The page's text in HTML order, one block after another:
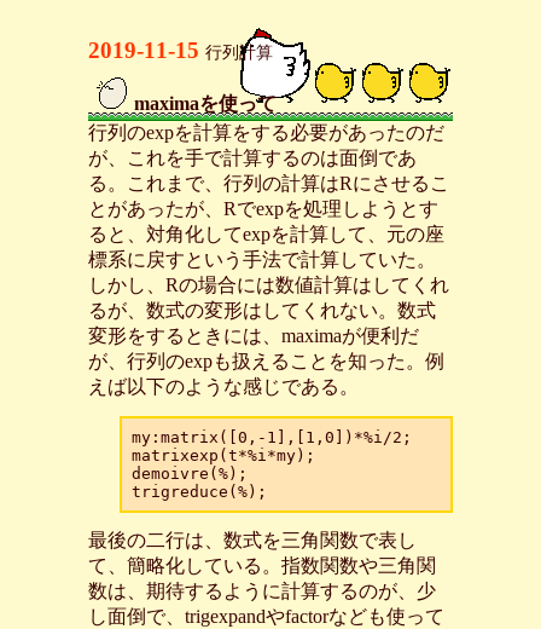
2019-11-15 行列計算
maximaを使って
行列のexpを計算をする必要があったのだ
が、これを手で計算するのは面倒であ
る。これまで、行列の計算はRにさせるこ
とがあったが、Rでexpを処理しようとす
ると、対角化してexpを計算して、元の座
標系に戻すという手法で計算していた。
しかし、Rの場合には数値計算はしてくれ
るが、数式の変形はしてくれない。数式
変形をするときには、maximaが便利だ
が、行列のexpも扱えることを知った。例
えば以下のような感じである。
my:matrix([0,-1],[1,0])*%i/2;
matrixexp(t*%i*my);
demoivre(%);
最後の二行は、数式を三角関数で表し
て、簡略化している。指数関数や三角関
数は、期待するように計算するのが、少
し面倒で、trigexpandやfactorなども使って